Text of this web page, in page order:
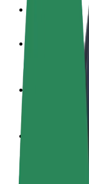
Tapkite
Užsidirbkite
Pristatinėkite
Pritraukite